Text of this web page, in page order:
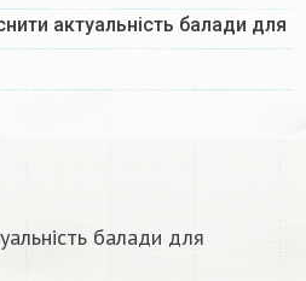
актуальність балади для
балади для